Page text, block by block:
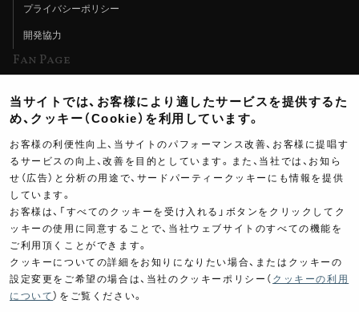
プライバシーポリシー
開発協力
Fan Page
ヨシムラTV
イベント情報
イベントスケジュール
ツーリングブレイクタイム
製品ポスター
当サイトでは、お客様により適したサービスを提供するた
め、クッキー（Cookie）を利用しています。
お客様の利便性向上、当サイトのパフォーマンス改善、お客様に提唱す
るサービスの向上、改善を目的としています。また、当社では、お知ら
せ（広告）と分析の用途で、サードパーティークッキーにも情報を提供
しています。
お客様は、「すべてのクッキーを受け入れる」ボタンをクリックしてク
ッキーの使用に同意することで、当社ウェブサイトのすべての機能を
ご利用頂くことができます。
クッキーについての詳細をお知りになりたい場合、またはクッキーの
設定変更をご希望の場合は、当社のクッキーポリシー（ クッキーの利用
について ）をご覧ください。